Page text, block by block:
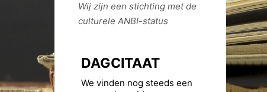
Wij zijn een stichting met de
culturele ANBI-status
DAGCITAAT
We vinden nog steeds een